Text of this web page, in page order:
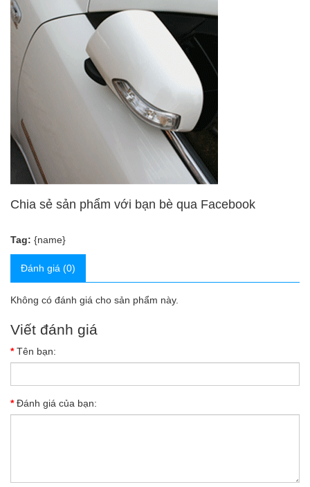
Chia sẻ sản phẩm với bạn bè qua Facebook
Tag: {name}
Đánh giá (0)
Không có đánh giá cho sản phẩm này.
Viết đánh giá
Tên bạn:
Đánh giá của bạn: